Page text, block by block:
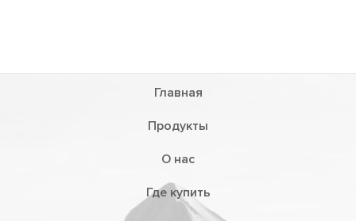
Главная
Продукты
О нас
Где купить